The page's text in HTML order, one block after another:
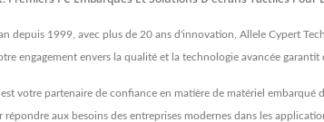
depuis 1999, avec plus de 20 ans d'innovation, Allele Cypert
engagement envers la qualité et la technologie avancée
votre partenaire de confiance en matière de matériel
répondre aux besoins des entreprises modernes dans les